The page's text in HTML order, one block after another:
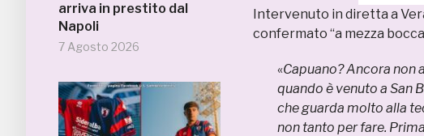
arriva in prestito dal
Napoli
7 Agosto 2026
Intervenuto in diretta a
confermato “a mezza
«Capuano? Ancora non
quando è venuto a San
che guarda molto alla
non tanto per fare.